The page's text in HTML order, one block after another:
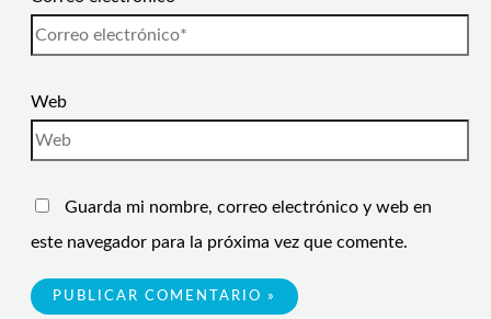
Web
Guarda mi nombre, correo electrónico y web en
este navegador para la próxima vez que comente.